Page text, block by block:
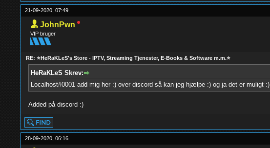
21-09-2020, 07:49
JohnPwn
VIP bruger
RE: ⭐HeRaKLeS's Store - IPTV, Streaming Tjenester, E-Books & Software m.m.⭐
HeRaKLeS Skrev:
Localhost#0001 add mig her :) over discord så kan jeg hjælpe :) og ja det er muligt :)
Added på discord :)
28-09-2020, 06:16